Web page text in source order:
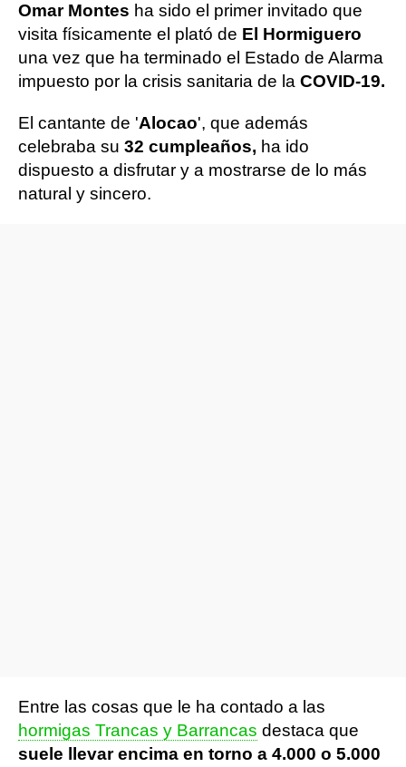
Omar Montes ha sido el primer invitado que
visita físicamente el plató de El Hormiguero
una vez que ha terminado el Estado de Alarma
impuesto por la crisis sanitaria de la COVID-19.
El cantante de 'Alocao', que además
celebraba su 32 cumpleaños, ha ido
dispuesto a disfrutar y a mostrarse de lo más
natural y sincero.
Entre las cosas que le ha contado a las
hormigas Trancas y Barrancas destaca que
suele llevar encima en torno a 4.000 o 5.000